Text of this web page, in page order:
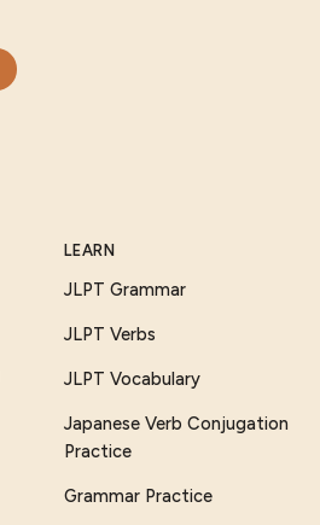
LEARN
JLPT Grammar
JLPT Verbs
JLPT Vocabulary
Japanese Verb Conjugation
Practice
Grammar Practice